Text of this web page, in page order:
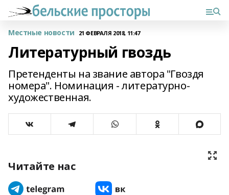
Местные новости 21 ФЕВРАЛЯ 2018, 11:47
Литературный гвоздь
Претенденты на звание автора "Гвоздя
номера". Номинация - литературно-
художественная.
Читайте нас